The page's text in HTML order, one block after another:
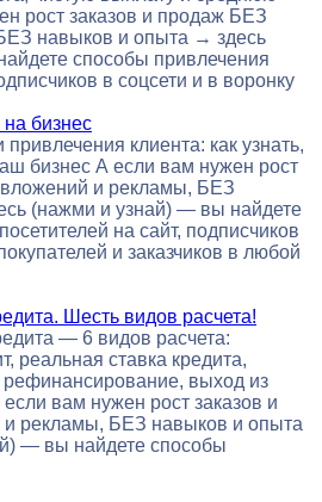
рост заказов и продаж БЕЗ
навыков и опыта → здесь
способы привлечения
в соцсети и в воронку
на бизнес
привлечения клиента: как узнать,
бизнес А если вам нужен рост
и рекламы, БЕЗ
(нажми и узнай) — вы найдете
на сайт, подписчиков
и заказчиков в любой
Шесть видов расчета!
— 6 видов расчета:
реальная ставка кредита,
выход из
вам нужен рост заказов и
рекламы, БЕЗ навыков и опыта
— вы найдете способы